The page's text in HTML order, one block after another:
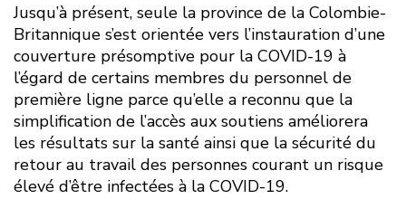
Jusqu’à présent, seule la province de la Colombie-
Britannique s’est orientée vers l’instauration d’une
couverture présomptive pour la COVID-19 à
l’égard de certains membres du personnel de
première ligne parce qu’elle a reconnu que la
simplification de l’accès aux soutiens améliorera
les résultats sur la santé ainsi que la sécurité du
retour au travail des personnes courant un risque
élevé d’être infectées à la COVID-19.